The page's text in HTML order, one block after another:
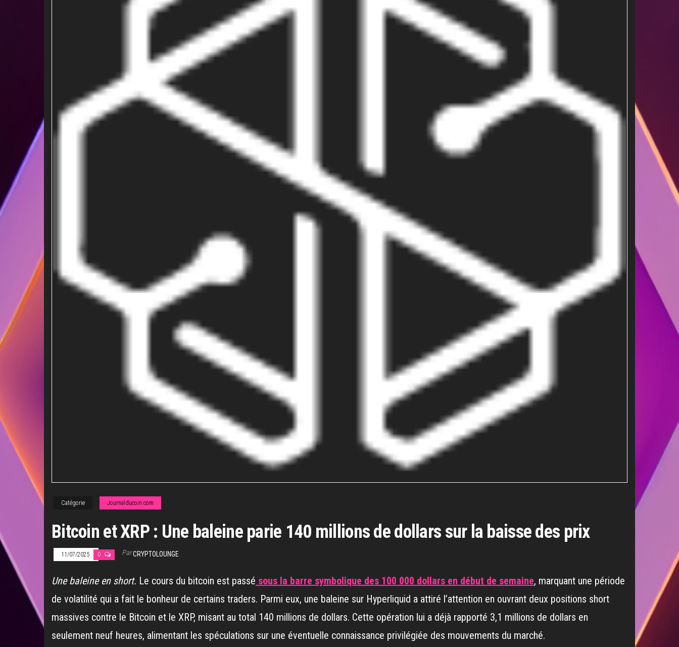
Catégorie Journalducoin.com
Bitcoin et XRP : Une baleine parie 140 millions de dollars sur la baisse des prix
11/07/2025 0 ParCRYPTOLOUNGE
Une baleine en short. Le cours du bitcoin est passé sous la barre symbolique des 100 000 dollars en début de semaine, marquant une période
de volatilité qui a fait le bonheur de certains traders. Parmi eux, une baleine sur Hyperliquid a attiré l’attention en ouvrant deux positions short
massives contre le Bitcoin et le XRP, misant au total 140 millions de dollars. Cette opération lui a déjà rapporté 3,1 millions de dollars en
seulement neuf heures, alimentant les spéculations sur une éventuelle connaissance privilégiée des mouvements du marché.